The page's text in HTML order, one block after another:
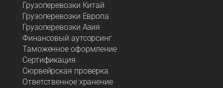
Грузоперевозки Китай
Грузоперевозки Европа
Грузоперевозки Азия
Финансовый аутсорсинг
Таможенное оформление
Сертификация
Сюрвейрская проверка
Ответственное хранение